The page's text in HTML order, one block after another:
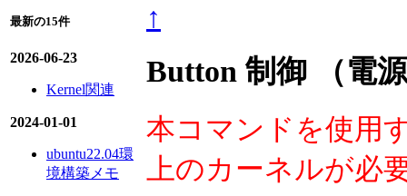
最新の15件
2026-06-23
Kernel関連
2024-01-01
ubuntu22.04環
境構築メモ
↑
Button 制御 （電
本コマンドを使用
上のカーネルが必